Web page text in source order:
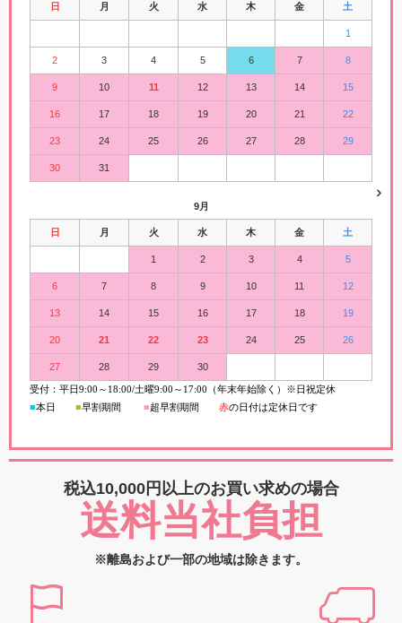
日 月 火 水 木 金 土
1
2 3 4 5 6 7 8
9 10 11 12 13 14 15
16 17 18 19 20 21 22
23 24 25 26 27 28 29
30 31
9月
日 月 火 水 木 金 土
1 2 3 4 5
6 7 8 9 10 11 12
13 14 15 16 17 18 19
20 21 22 23 24 25 26
27 28 29 30
受付：平日9:00 ～ 18:00/土曜9:00 ～ 17:00（年末年始除く）※日祝定休
■本日 ■早割期間 ■超早割期間 赤の日付は定休日です
税込10,000円以上のお買い求めの場合
送料当社負担
※離島および一部の地域は除きます。